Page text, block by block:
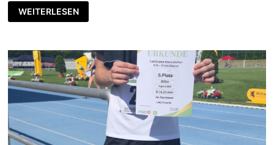
ERFOLGREICHE
PREMIERE
BEIM
KILA-
WETTKAMPF
WEITERLESEN